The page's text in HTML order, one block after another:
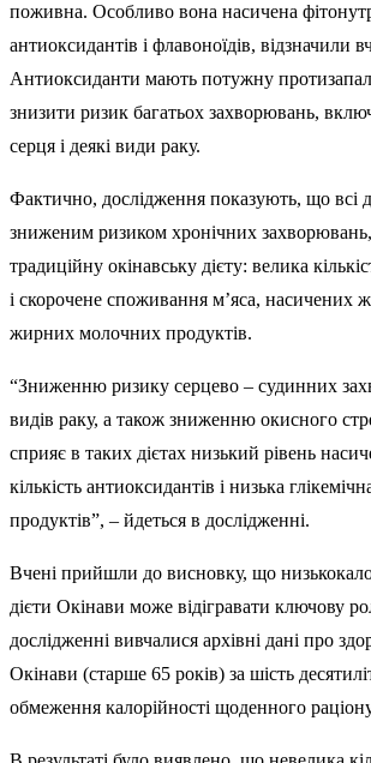
поживна. Особливо вона насичена
антиоксидантів і флавоноїдів, відзначили
Антиоксиданти мають потужну
знизити ризик багатьох захворювань,
серця і деякі види раку.
Фактично, дослідження показують, що всі
зниженим ризиком хронічних
традиційну окінавську дієту: велика
і скорочене споживання м’яса, насичених
жирних молочних продуктів.
“Зниженню ризику серцево – судинних
видів раку, а також зниженню окисного
сприяє в таких дієтах низький рівень
кількість антиоксидантів і низька
продуктів”, – йдеться в дослідженні.
Вчені прийшли до висновку, що
дієти Окінави може відігравати ключову
дослідженні вивчалися архівні дані про
Окінави (старше 65 років) за шість
обмеження калорійності щоденного